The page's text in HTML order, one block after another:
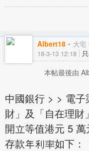
Albert18 大宅
18-3-13 12:18
本帖最後由
中國銀行 > > 電
財」及「自在理財
開立等值港元 5
存款年利率如下：